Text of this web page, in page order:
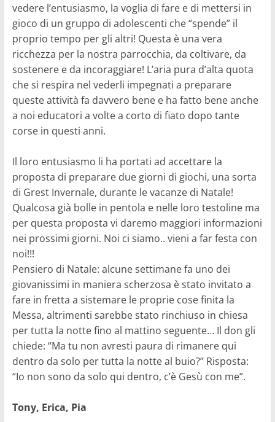
vedere l’entusiasmo, la voglia di fare e di mettersi in
gioco di un gruppo di adolescenti che “spende” il
proprio tempo per gli altri! Questa è una vera
ricchezza per la nostra parrocchia, da coltivare, da
sostenere e da incoraggiare! L’aria pura d’alta quota
che si respira nel vederli impegnati a preparare
queste attività fa davvero bene e ha fatto bene anche
a noi educatori a volte a corto di fiato dopo tante
corse in questi anni.
Il loro entusiasmo li ha portati ad accettare la
proposta di preparare due giorni di giochi, una sorta
di Grest Invernale, durante le vacanze di Natale!
Qualcosa già bolle in pentola e nelle loro testoline ma
per questa proposta vi daremo maggiori informazioni
nei prossimi giorni. Noi ci siamo.. vieni a far festa con
noi!!!
Pensiero di Natale: alcune settimane fa uno dei
giovanissimi in maniera scherzosa è stato invitato a
fare in fretta a sistemare le proprie cose finita la
Messa, altrimenti sarebbe stato rinchiuso in chiesa
per tutta la notte fino al mattino seguente… Il don gli
chiede: “Ma tu non avresti paura di rimanere qui
dentro da solo per tutta la notte al buio?” Risposta:
“Io non sono da solo qui dentro, c’è Gesù con me”.
Tony, Erica, Pia